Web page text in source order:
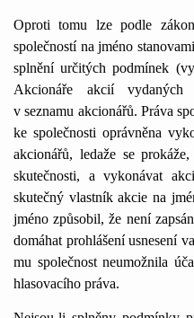
Oproti tomu lze podle
společností na jméno
splnění určitých podmínek
Akcionáře akcií
v seznamu akcionářů. Práva
ke společnosti oprávněna
akcionářů, ledaže se
skutečnosti, a vykonávat
skutečný vlastník akcie na
jméno způsobil, že není
domáhat prohlášení usnesení
mu společnost neumožnila
hlasovacího práva.